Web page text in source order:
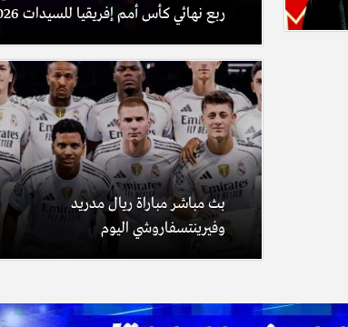
ربع نهائي كأس أمم إفريقيا للسيدات 2026
بث مباشر مباراة ريال مدريد
وفيرينتسفاروشي اليوم